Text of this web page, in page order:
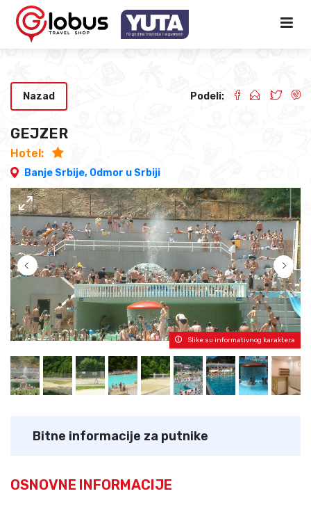
GEJZER
Hotel:
Banje Srbije, Odmor u Srbiji
Nazad Podeli:
Slike su informativnog karaktera
Bitne informacije za putnike
OSNOVNE INFORMACIJE